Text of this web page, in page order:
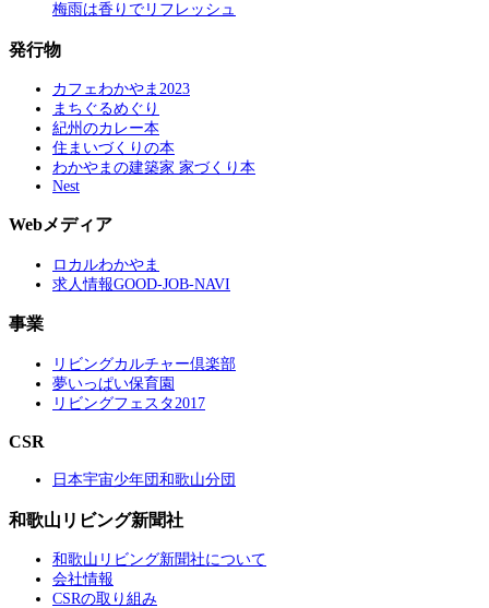
梅雨は香りでリフレッシュ
発行物
カフェわかやま2023
まちぐるめぐり
紀州のカレー本
住まいづくりの本
わかやまの建築家 家づくり本
Nest
Webメディア
ロカルわかやま
求人情報GOOD-JOB-NAVI
事業
リビングカルチャー倶楽部
夢いっぱい保育園
リビングフェスタ2017
CSR
日本宇宙少年団和歌山分団
和歌山リビング新聞社
和歌山リビング新聞社について
会社情報
CSRの取り組み